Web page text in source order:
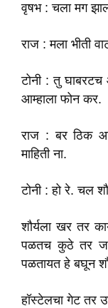
वृषभ : चला मग
राज : मला भीती
टोनी : तु
आम्हाला फोन कर.
राज : बर ठिक
माहिती ना.
टोनी : हो रे. चल
शौर्यला खर तर
पळतच कुठे तर
पळतायत हे बघून
हॉस्टेलचा गेट तर